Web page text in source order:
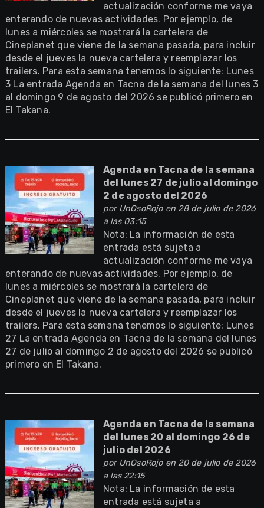
actualización conforme me vaya
enterando de nuevas actividades. Por ejemplo, de
lunes a miércoles se mostrará la cartelera de
Cineplanet que viene de la semana pasada, para incluir
desde el jueves la nueva cartelera y reemplazar los
trailers. Para esta semana tenemos lo siguiente: Lunes
3 La entrada Agenda en Tacna de la semana del lunes 3
al domingo 9 de agosto del 2026 se publicó primero en
El Takana.
Agenda en Tacna de la semana
del lunes 27 de julio al domingo
2 de agosto del 2026
por UnOsoRojoen 28 de julio de 2026
a las 03:15
Nota: La información de esta
entrada está sujeta a
actualización conforme me vaya
enterando de nuevas actividades. Por ejemplo, de
lunes a miércoles se mostrará la cartelera de
Cineplanet que viene de la semana pasada, para incluir
desde el jueves la nueva cartelera y reemplazar los
trailers. Para esta semana tenemos lo siguiente: Lunes
27 La entrada Agenda en Tacna de la semana del lunes
27 de julio al domingo 2 de agosto del 2026 se publicó
primero en El Takana.
Agenda en Tacna de la semana
del lunes 20 al domingo 26 de
julio del 2026
por UnOsoRojoen 20 de julio de 2026
a las 22:15
Nota: La información de esta
entrada está sujeta a